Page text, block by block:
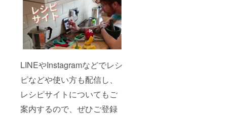
LINEやInstagramなどでレシ
ピなどや使い方も配信し、
レシピサイトについてもご
案内するので、ぜひご登録